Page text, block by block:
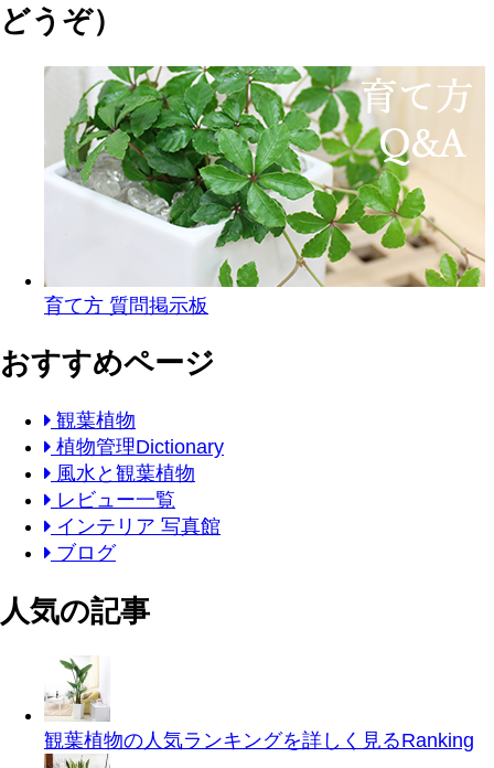
どうぞ）
育て方 質問掲示板
おすすめページ
観葉植物
植物管理Dictionary
風水と観葉植物
レビュー一覧
インテリア 写真館
ブログ
人気の記事
観葉植物の人気ランキングを詳しく見るRanking